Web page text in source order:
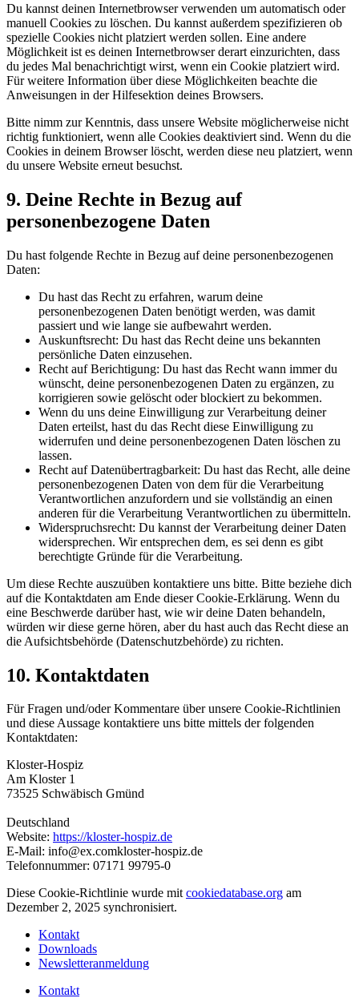
Du kannst deinen Internetbrowser verwenden um automatisch oder
manuell Cookies zu löschen. Du kannst außerdem spezifizieren ob
spezielle Cookies nicht platziert werden sollen. Eine andere
Möglichkeit ist es deinen Internetbrowser derart einzurichten, dass
du jedes Mal benachrichtigt wirst, wenn ein Cookie platziert wird.
Für weitere Information über diese Möglichkeiten beachte die
Anweisungen in der Hilfesektion deines Browsers.
Bitte nimm zur Kenntnis, dass unsere Website möglicherweise nicht
richtig funktioniert, wenn alle Cookies deaktiviert sind. Wenn du die
Cookies in deinem Browser löscht, werden diese neu platziert, wenn
du unsere Website erneut besuchst.
9. Deine Rechte in Bezug auf
personenbezogene Daten
Du hast folgende Rechte in Bezug auf deine personenbezogenen
Daten:
Du hast das Recht zu erfahren, warum deine
personenbezogenen Daten benötigt werden, was damit
passiert und wie lange sie aufbewahrt werden.
Auskunftsrecht: Du hast das Recht deine uns bekannten
persönliche Daten einzusehen.
Recht auf Berichtigung: Du hast das Recht wann immer du
wünscht, deine personenbezogenen Daten zu ergänzen, zu
korrigieren sowie gelöscht oder blockiert zu bekommen.
Wenn du uns deine Einwilligung zur Verarbeitung deiner
Daten erteilst, hast du das Recht diese Einwilligung zu
widerrufen und deine personenbezogenen Daten löschen zu
lassen.
Recht auf Datenübertragbarkeit: Du hast das Recht, alle deine
personenbezogenen Daten von dem für die Verarbeitung
Verantwortlichen anzufordern und sie vollständig an einen
anderen für die Verarbeitung Verantwortlichen zu übermitteln.
Widerspruchsrecht: Du kannst der Verarbeitung deiner Daten
widersprechen. Wir entsprechen dem, es sei denn es gibt
berechtigte Gründe für die Verarbeitung.
Um diese Rechte auszuüben kontaktiere uns bitte. Bitte beziehe dich
auf die Kontaktdaten am Ende dieser Cookie-Erklärung. Wenn du
eine Beschwerde darüber hast, wie wir deine Daten behandeln,
würden wir diese gerne hören, aber du hast auch das Recht diese an
die Aufsichtsbehörde (Datenschutzbehörde) zu richten.
10. Kontaktdaten
Für Fragen und/oder Kommentare über unsere Cookie-Richtlinien
und diese Aussage kontaktiere uns bitte mittels der folgenden
Kontaktdaten:
Kloster-Hospiz
Am Kloster 1
73525 Schwäbisch Gmünd
Deutschland
Website: https://kloster-hospiz.de
E-Mail: info@ex.comkloster-hospiz.de
Telefonnummer: 07171 99795-0
Diese Cookie-Richtlinie wurde mitcookiedatabase.org am
Dezember 2, 2025 synchronisiert.
Kontakt
Downloads
Newsletteranmeldung
Kontakt